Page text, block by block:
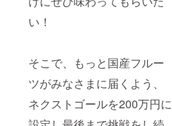
い！
そこで、もっと国産フルー
ツがみなさまに届くよう、
ネクストゴールを200万円に